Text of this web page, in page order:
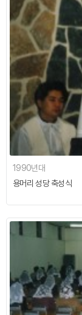
1990년대
용머리 성당 축성식